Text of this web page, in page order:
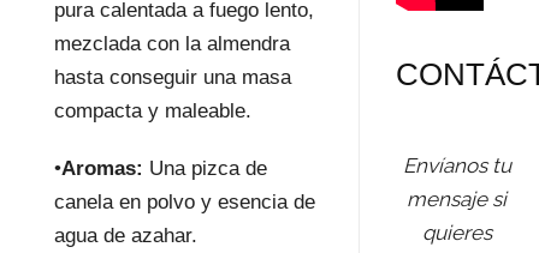
pura calentada a fuego lento,
mezclada con la almendra
hasta conseguir una masa
compacta y maleable.
•Aromas: Una pizca de
canela en polvo y esencia de
agua de azahar.
Envíanos tu
mensaje si
quieres